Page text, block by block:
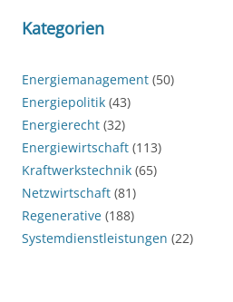
Kategorien
Energiemanagement (50)
Energiepolitik (43)
Energierecht (32)
Energiewirtschaft (113)
Kraftwerkstechnik (65)
Netzwirtschaft (81)
Regenerative (188)
Systemdienstleistungen (22)